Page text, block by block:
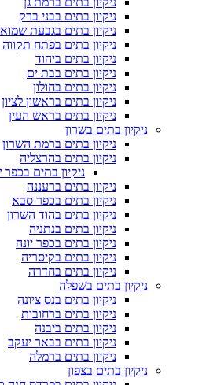
ניקיון בתים בבני ברק
ניקיון בתים בגבעת
ניקיון בתים בפתח תקווה
ניקיון בתים ביהוד
ניקיון בתים בבת ים
ניקיון בתים בחולון
ניקיון בתים בראשון לציון
ניקיון בתים בראש העין
ניקיון בתים בשרון
ניקיון בתים ברמת השרון
ניקיון בתים בהרצליה
ניקיון בתים
ניקיון בתים ברעננה
ניקיון בתים בכפר סבא
ניקיון בתים בהוד השרון
ניקיון בתים בנתניה
ניקיון בתים בכפר יונה
ניקיון בתים בקיסריה
ניקיון בתים בחדרה
ניקיון בתים בשפלה
ניקיון בתים בנס ציונה
ניקיון בתים ברחובות
ניקיון בתים ביבנה
ניקיון בתים בבאר יעקב
ניקיון בתים ברמלה
ניקיון בתים בצפון